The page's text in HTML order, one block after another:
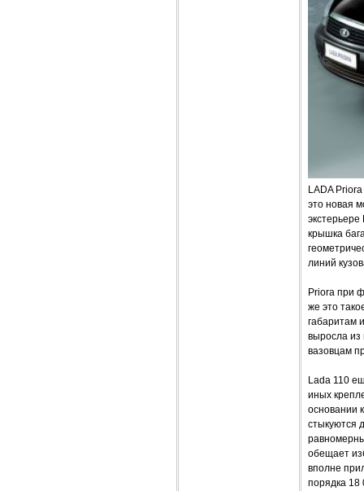
LADA
это новая
крышка
линий
Priora при
же это
габаритам
выросла из
вазовцам
Lada 110
иных
основании
стыкуются
обещает
вполне
порядка 18